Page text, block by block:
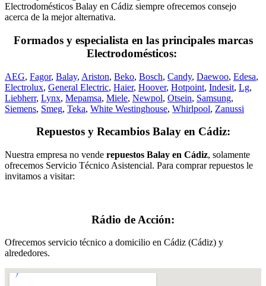
Electrodomésticos Balay en Cádiz siempre ofrecemos consejo
acerca de la mejor alternativa.
Formados y especialista en las principales marcas
Electrodomésticos:
AEG, Fagor, Balay, Ariston, Beko, Bosch, Candy, Daewoo, Edesa,
Electrolux, General Electric, Haier, Hoover, Hotpoint, Indesit, Lg,
Liebherr, Lynx, Mepamsa, Miele, Newpol, Otsein, Samsung,
Siemens, Smeg, Teka, White Westinghouse, Whirlpool, Zanussi
Repuestos y Recambios Balay en Cádiz:
Nuestra empresa no vende repuestos Balay en Cádiz, solamente
ofrecemos Servicio Técnico Asistencial. Para comprar repuestos le
invitamos a visitar:
Rádio de Acción:
Ofrecemos servicio técnico a domicilio en Cádiz (Cádiz) y
alrededores.